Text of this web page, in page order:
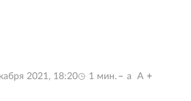
2021, 18:20 1 мин. a A